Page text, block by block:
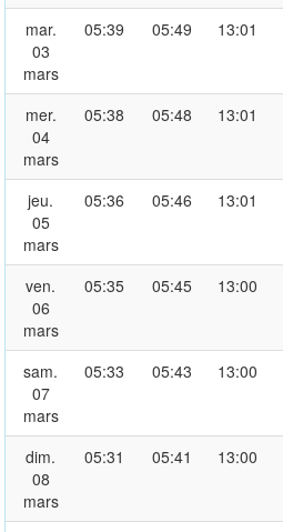
mar.
03
mars
05:39 05:49 13:01
mer.
04
mars
05:38 05:48 13:01
jeu.
05
mars
05:36 05:46 13:01
ven.
06
mars
05:35 05:45 13:00
sam.
07
mars
05:33 05:43 13:00
dim.
08
mars
05:31 05:41 13:00